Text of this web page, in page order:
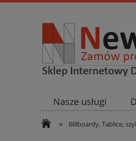
Nasze usługi
Wystrój wnętrz
» Billboardy, Tablice,